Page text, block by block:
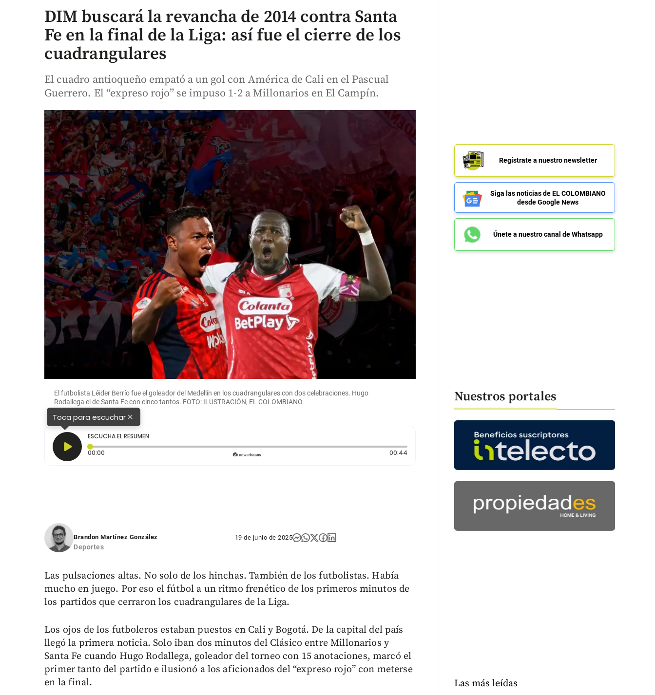
DIM buscará la revancha de 2014 contra Santa
Fe en la final de la Liga: así fue el cierre de los
cuadrangulares
El cuadro antioqueño empató a un gol con América de Cali en el Pascual
Guerrero. El “expreso rojo” se impuso 1-2 a Millonarios en El Campín.
El futbolista Léider Berrío fue el goleador del Medellín en los cuadrangulares con dos celebraciones. Hugo
Rodallega el de Santa Fe con cinco tantos. FOTO: ILUSTRACIÓN, EL COLOMBIANO
Toca para escuchar×
ESCUCHA EL RESUMEN
00:00
00:44Duración: 44 segundos
Brandon Martínez González
Deportes
19 de junio de 2025
Las pulsaciones altas. No solo de los hinchas. También de los futbolistas. Había
mucho en juego. Por eso el fútbol a un ritmo frenético de los primeros minutos de
los partidos que cerraron los cuadrangulares de la Liga.
Los ojos de los futboleros estaban puestos en Cali y Bogotá. De la capital del país
llegó la primera noticia. Solo iban dos minutos del Clásico entre Millonarios y
Santa Fe cuando Hugo Rodallega, goleador del torneo con 15 anotaciones, marcó el
primer tanto del partido e ilusionó a los aficionados del “expreso rojo” con meterse
en la final.
Regístrate a nuestro newsletter
Siga las noticias de EL COLOMBIANO
desde Google News
Únete a nuestro canal de Whatsapp
Nuestros portales
Las más leídas